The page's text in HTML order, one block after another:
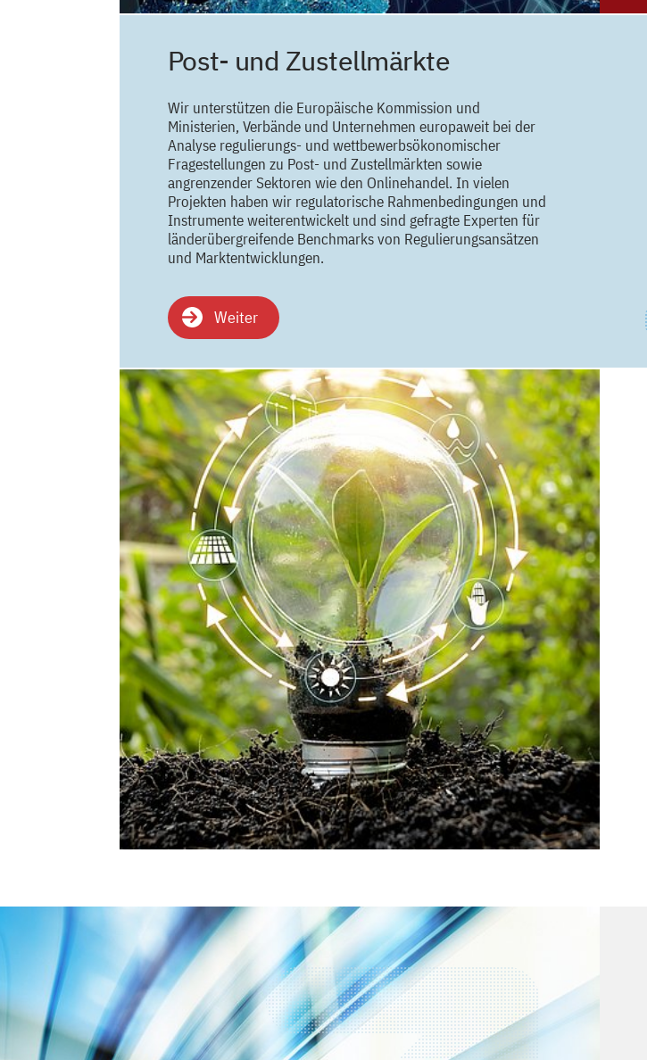
Post- und Zustellmärkte
Wir unterstützen die Europäische Kommission und
Ministerien, Verbände und Unternehmen europaweit bei der
Analyse regulierungs- und wettbewerbsökonomischer
Fragestellungen zu Post- und Zustellmärkten sowie
angrenzender Sektoren wie den Onlinehandel. In vielen
Projekten haben wir regulatorische Rahmenbedingungen und
Instrumente weiterentwickelt und sind gefragte Experten für
länderübergreifende Benchmarks von Regulierungsansätzen
und Marktentwicklungen.
Weiter